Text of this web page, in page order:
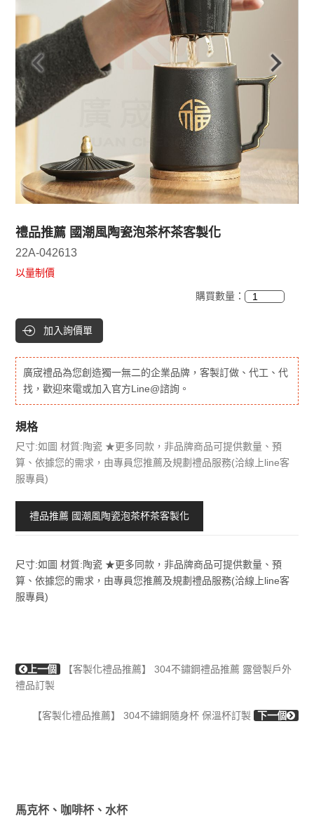
禮品推薦 國潮風陶瓷泡茶杯茶客製化
22A-042613
以量制價
購買數量：
加入詢價單
廣宬禮品為您創造獨一無二的企業品牌，客製訂做、代工、代
找，歡迎來電或加入官方Line@諮詢。
規格
尺寸:如圖 材質:陶瓷 ★更多同款，非品牌商品可提供數量、預
算、依據您的需求，由專員您推薦及規劃禮品服務(洽線上line客
服專員)
禮品推薦 國潮風陶瓷泡茶杯茶客製化
尺寸:如圖 材質:陶瓷 ★更多同款，非品牌商品可提供數量、預
算、依據您的需求，由專員您推薦及規劃禮品服務(洽線上line客
服專員)
上一個
【客製化禮品推薦】 304不鏽鋼禮品推薦 露營製戶外
禮品訂製
【客製化禮品推薦】 304不鏽鋼隨身杯 保溫杯訂製 下一個
馬克杯、咖啡杯、水杯